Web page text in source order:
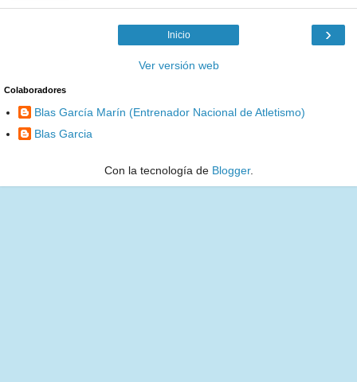
›
Inicio
Ver versión web
Colaboradores
Blas García Marín (Entrenador Nacional de Atletismo)
Blas Garcia
Con la tecnología de Blogger.